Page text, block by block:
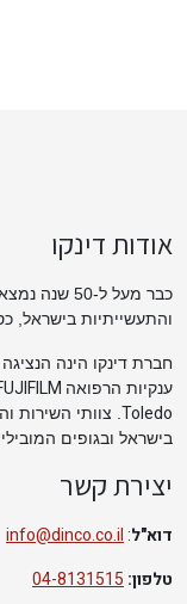
אודות דינקו
כבר מעל ל-
והתעשייתיות בישראל,
חברת דינקו הינה
ענקיות הרפואה
Toledo . צוותי השירות
בישראל ובגופים
יצירת קשר
דוא"ל:
info@dinco.co.il
טלפון: 04-8131515